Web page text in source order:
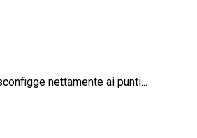
nettamente ai punti...